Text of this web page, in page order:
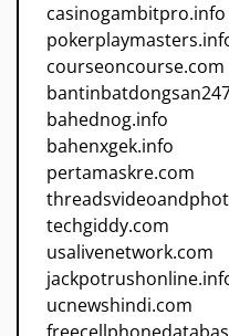
casinogambitpro.info
courseoncourse.com
bahednog.info
bahenxgek.info
pertamaskre.com
techgiddy.com
usalivenetwork.com
ucnewshindi.com